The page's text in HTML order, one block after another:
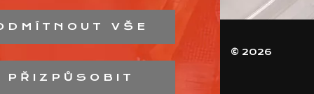
© 2026
VŠE
PŘIZPŮSOBIT